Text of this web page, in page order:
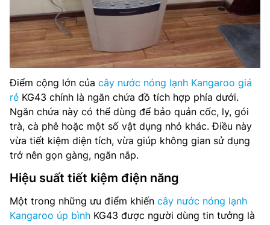
Điểm cộng lớn của cây nước nóng lạnh Kangaroo giá
rẻ KG43 chính là ngăn chứa đồ tích hợp phía dưới.
Ngăn chứa này có thể dùng để bảo quản cốc, ly, gói
trà, cà phê hoặc một số vật dụng nhỏ khác. Điều này
vừa tiết kiệm diện tích, vừa giúp không gian sử dụng
trở nên gọn gàng, ngăn nắp.
Hiệu suất tiết kiệm điện năng
Một trong những ưu điểm khiến cây nước nóng lạnh
Kangaroo úp bình KG43 được người dùng tin tưởng là